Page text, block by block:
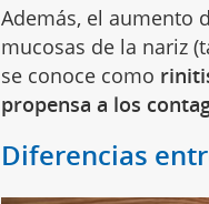
Además, el aumento
mucosas de la nariz
se conoce como
propensa a los
Diferencias